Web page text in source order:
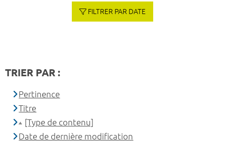
FILTRER PAR DATE
TRIER PAR :
Pertinence
Titre
[Type de contenu]
Date de dernière modification